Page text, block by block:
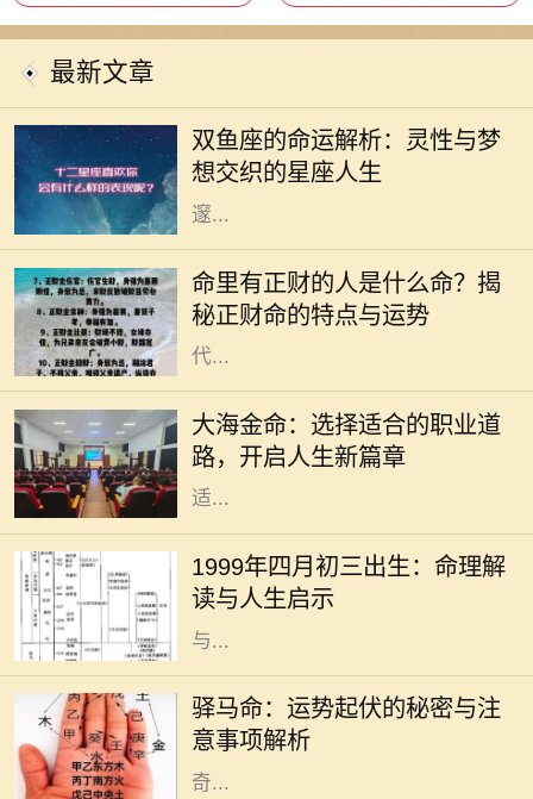
最新文章
双鱼座的命运解析：灵性与梦
想交织的星座人生
星座，象征着无尽的灵性与感性。双
鱼座的人通常极具同情心，对周围人
的情感极为敏感，他们像海洋一般深
邃...
命里有正财的人是什么命？揭
秘正财命的特点与运势
命理学是古老而智慧的学问，它通过
分析个人的生辰八字来解读一个人的
命运与性格。在众多命理特征中，正
财命备受关注。正财作为一种命格，
代...
大海金命：选择适合的职业道
路，开启人生新篇章
在中国传统命理学中，每个人的命运
与五行有着密切的联系。大海金命，
象征着广阔与坚韧，适合在多变、开
放的行业中发挥自己的才华。选择合
适...
1999年四月初三出生：命理解
读与人生启示
在中国传统文化中，命理学被视为一
种重要的研究方式，通过分析个人的
出生时间以预测其命运走向。1999年
四月初三出生的人，随着五行的变化
与...
驿马命：运势起伏的秘密与注
意事项解析
驿马命，这个源自于中国传统命理学
的概念，意味着一个人命中有驿马星
相伴，通常与流动、变迁、出行紧密
相关。许多人可能对这一命理产生好
奇...
成语是汉语言文化的瑰宝，它不仅凝